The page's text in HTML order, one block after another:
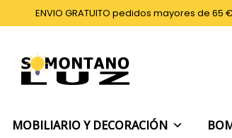
al
ENVIO GRATUITO pedidos mayores de 65 €
MOBILIARIO Y DECORACIÓN